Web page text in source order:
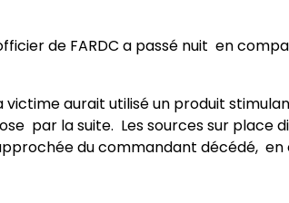
de FARDC a passé nuit en
victime aurait utilisé un produit
par la suite. Les sources sur place
du commandant décédé, en